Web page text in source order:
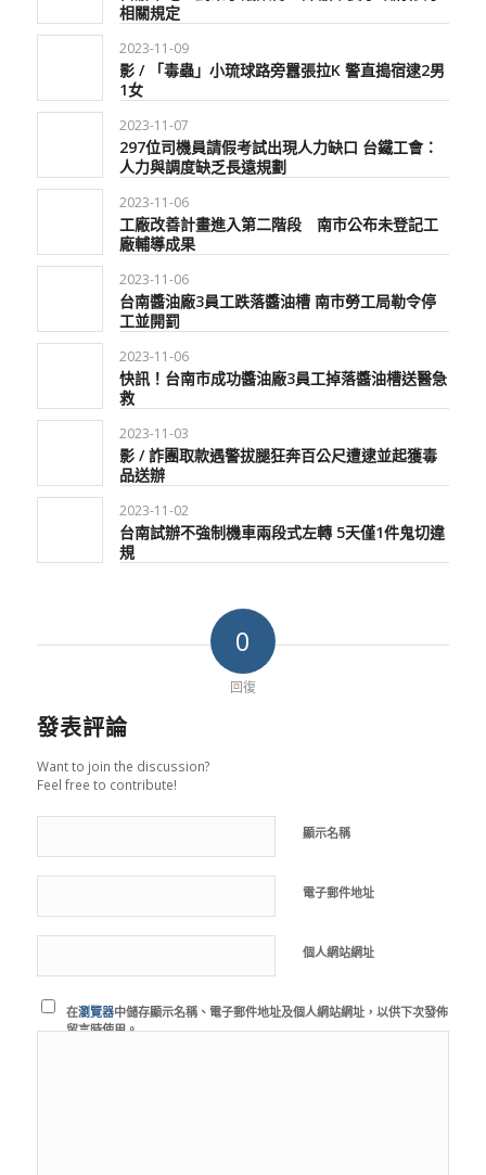
相關規定
2023-11-09
影 / 「毒蟲」小琉球路旁囂張拉K 警直搗宿逮2男
1女
2023-11-07
297位司機員請假考試出現人力缺口 台鐵工會：
人力與調度缺乏長遠規劃
2023-11-06
工廠改善計畫進入第二階段 南市公布未登記工
廠輔導成果
2023-11-06
台南醬油廠3員工跌落醬油槽 南市勞工局勒令停
工並開罰
2023-11-06
快訊！台南市成功醬油廠3員工掉落醬油槽送醫急
救
2023-11-03
影 / 詐團取款遇警拔腿狂奔百公尺遭逮並起獲毒
品送辦
2023-11-02
台南試辦不強制機車兩段式左轉 5天僅1件鬼切違
規
0
回復
發表評論
Want to join the discussion?
Feel free to contribute!
顯示名稱
電子郵件地址
個人網站網址
在瀏覽器中儲存顯示名稱、電子郵件地址及個人網站網址，以供下次發佈
留言時使用。